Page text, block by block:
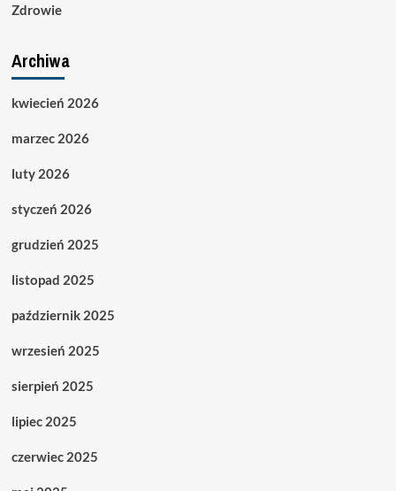
Zdrowie
Archiwa
kwiecień 2026
marzec 2026
luty 2026
styczeń 2026
grudzień 2025
listopad 2025
październik 2025
wrzesień 2025
sierpień 2025
lipiec 2025
czerwiec 2025